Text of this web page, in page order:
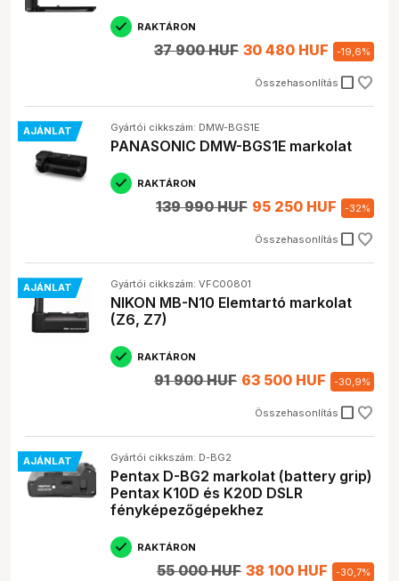
RAKTÁRON
Összehasonlítás check_box_outline_blank
37 900 HUF 30 480 HUF -19,6%
AJÁNLAT Gyártói cikkszám: DMW-BGS1E
PANASONIC DMW-BGS1E markolat
RAKTÁRON
Összehasonlítás check_box_outline_blank
139 990 HUF 95 250 HUF -32%
AJÁNLAT Gyártói cikkszám: VFC00801
NIKON MB-N10 Elemtartó markolat
(Z6, Z7)
RAKTÁRON
Összehasonlítás check_box_outline_blank
91 900 HUF 63 500 HUF -30,9%
AJÁNLAT Gyártói cikkszám: D-BG2
Pentax D-BG2 markolat (battery grip)
Pentax K10D és K20D DSLR
fényképezőgépekhez
RAKTÁRON
55 000 HUF 38 100 HUF -30,7%